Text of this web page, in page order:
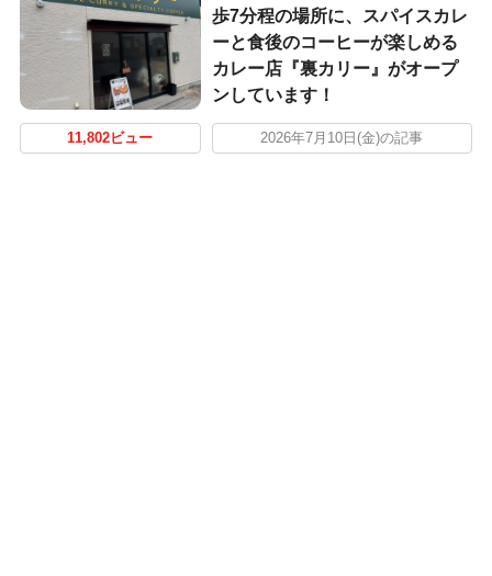
歩7分程の場所に、スパイスカレ
ーと食後のコーヒーが楽しめる
カレー店『裏カリー』がオープ
ンしています！
11,802ビュー 2026年7月10日(金)の記事